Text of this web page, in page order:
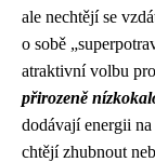
ale nechtějí se
o sobě
atraktivní volbu
přirozeně
dodávají energii
chtějí zhubnout